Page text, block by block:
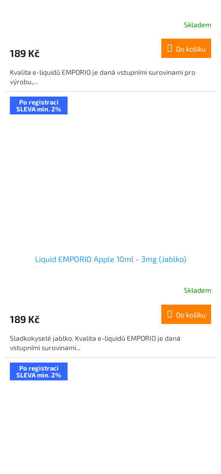
Skladem
189 Kč Do košíku
Kvalita e-liquidů EMPORIO je daná vstupními surovinami pro
výrobu,...
Po registraci
SLEVA min. 2%
Liquid EMPORIO Apple 10ml - 3mg (Jablko)
Skladem
189 Kč Do košíku
Sladkokyselé jablko. Kvalita e-liquidů EMPORIO je daná
vstupními surovinami...
Po registraci
SLEVA min. 2%